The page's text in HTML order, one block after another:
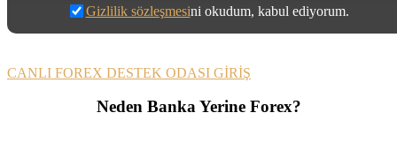
Gizlilik sözleşmesini okudum, kabul ediyorum.
CANLI FOREX DESTEK ODASI GİRİŞ
Neden Banka Yerine Forex?